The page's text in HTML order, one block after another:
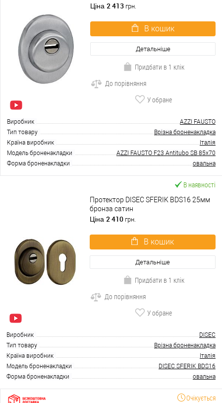
Ціна 2 413 грн.
В кошик
Детальніше
Придбати в 1 клік
До порівняння
У обране
Виробник
AZZI FAUSTO
Тип товару
Врізна броненакладка
Країна виробник
Італія
Модель броненакладки
AZZI FAUSTO F23 Antitubo SB 85x70
Форма броненакладки
овальна
В наявності
Протектор DISEC SFERIK BDS16 25мм
бронза сатин
Ціна 2 410 грн.
В кошик
Детальніше
Придбати в 1 клік
До порівняння
У обране
Виробник
DISEC
Тип товару
Врізна броненакладка
Країна виробник
Італія
Модель броненакладки
DISEC SFERIK BDS16
Форма броненакладки
овальна
Очікується